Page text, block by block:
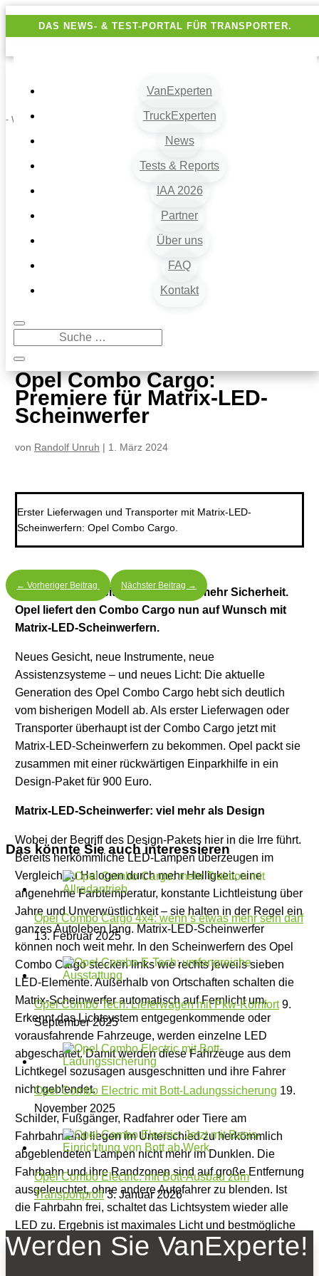
DAS NEWS- & TEST-PORTAL FÜR TRANSPORTER.
VanExperten
TruckExperten
News
Tests & Reports
IAA 2026
Partner
Über uns
FAQ
Kontakt
- Werbung -
9
Opel Combo Cargo: Premiere für Matrix-LED-Scheinwerfer
Opel Combo Cargo:
Premiere für Matrix-LED-
Scheinwerfer
von Randolf Unruh | 1. März 2024
Erster Lieferwagen und Transporter mit Matrix-LED-
Scheinwerfern: Opel Combo Cargo.
Licht ist Sicherheit, gutes Licht ist mehr Sicherheit.
Opel liefert den Combo Cargo nun auf Wunsch mit
Matrix-LED-Scheinwerfern.
Neues Gesicht, neue Instrumente, neue
Assistenzsysteme – und neues Licht: Die aktuelle
Generation des Opel Combo Cargo hebt sich deutlich
vom bisherigen Modell ab. Als erster Lieferwagen oder
Transporter überhaupt ist der Combo Cargo jetzt mit
Matrix-LED-Scheinwerfern zu bekommen. Opel packt sie
zusammen mit einer rückwärtigen Einparkhilfe in ein
Design-Paket für 900 Euro.
Matrix-LED-Scheinwerfer: viel mehr als Design
Wobei der Begriff des Design-Pakets hier in die Irre führt.
Bereits herkömmliche LED-Lampen überzeugen im
Vergleich zu Halogen durch mehr Helligkeit, eine
angenehme Farbtemperatur, konstante Lichtleistung über
Jahre und Unverwüstlichkeit – sie halten in der Regel ein
ganzes Autoleben lang. Matrix-LED-Scheinwerfer
können noch weit mehr. In den Scheinwerfern des Opel
Combo Cargo stecken links wie rechts jeweils sieben
LED-Elemente. Außerhalb von Ortschaften schalten die
Matrix-Scheinwerfer automatisch auf Fernlicht um.
Erkennt das Lichtsystem entgegenkommende oder
vorausfahrende Fahrzeuge, werden einzelne LED
abgeschaltet. Damit werden diese Fahrzeuge aus dem
Lichtkegel sozusagen ausgeschnitten und ihre Fahrer
nicht geblendet.
Schilder, Fußgänger, Radfahrer oder Tiere am
Fahrbahnrand liegen im Unterschied zu herkömmlich
abgeblendeten Lampen nicht mehr im Dunklen. Die
Fahrbahn und ihre Randzonen sind auf große Entfernung
ausgeleuchtet, ohne andere Autofahrer zu blenden. Ist
die Fahrbahn frei, schaltet das Lichtsystem wieder alle
LED zu. Ergebnis ist maximales Licht und bestmögliche
Sicht bei wechselnden Verkehrsverhältnissen um
Dunkeln. Schick sehen die neuen Matrix-LED-
← Vorheriger Beitrag Nächster Beitrag →
Das könnte Sie auch interessieren
Opel Combo Cargo 4x4: wenn’s etwas mehr sein darf
13. Februar 2025
Opel Combo Tech: Lieferwagen mit Pkw-Komfort9.
September 2025
Opel Combo Electric mit Bott-Ladungssicherung 19.
November 2025
Opel Combo Electric: mit Bott-Ausbau zum
Transportprofi3. Januar 2026
Werden Sie VanExperte!